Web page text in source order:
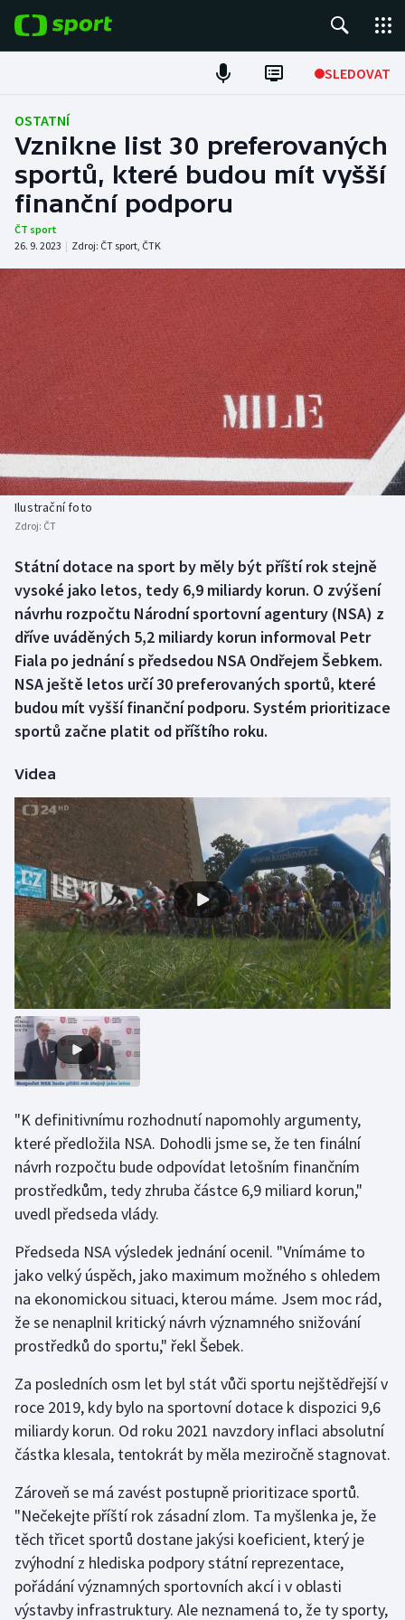
SLEDOVAT
Fotbal
Hokej
Tenis
Atletika
Cyklistika
DALŠÍ SPORTY
Americký fotbal
Baseball a softbal
Basketbal
Biatlon
Box
Curling
Dostihy
Florbal
Futsal
Golf
Gymnastika
Házená
Jezdectví
Judo
Krasobruslení
Lezení
Lyže a snowboard
Moderní pětiboj
Motorsport
Olympijské hry
Parasport
Plavání
Plážový volejbal
Ragby
Rychlobruslení
Rychlostní kanoistika
Short track
Sportovní střelba
NEPŘEHLÉDNĚTE
Soutěže
Historické návraty
Aplikace ČT sport
OSTATNÍ
Vznikne list 30 preferovaných
sportů, které budou mít vyšší
finanční podporu
ČT sport
26. 9. 2023 | Zdroj: ČT sport, ČTK
Ilustrační foto
Zdroj: ČT
Státní dotace na sport by měly být příští rok stejně
vysoké jako letos, tedy 6,9 miliardy korun. O zvýšení
návrhu rozpočtu Národní sportovní agentury (NSA) z
dříve uváděných 5,2 miliardy korun informoval Petr
Fiala po jednání s předsedou NSA Ondřejem Šebkem.
NSA ještě letos určí 30 preferovaných sportů, které
budou mít vyšší finanční podporu. Systém prioritizace
sportů začne platit od příštího roku.
Videa
"K definitivnímu rozhodnutí napomohly argumenty,
které předložila NSA. Dohodli jsme se, že ten finální
návrh rozpočtu bude odpovídat letošním finančním
prostředkům, tedy zhruba částce 6,9 miliard korun,"
uvedl předseda vlády.
Předseda NSA výsledek jednání ocenil. "Vnímáme to
jako velký úspěch, jako maximum možného s ohledem
na ekonomickou situaci, kterou máme. Jsem moc rád,
že se nenaplnil kritický návrh významného snižování
prostředků do sportu," řekl Šebek.
Za posledních osm let byl stát vůči sportu nejštědřejší v
roce 2019, kdy bylo na sportovní dotace k dispozici 9,6
miliardy korun. Od roku 2021 navzdory inflaci absolutní
částka klesala, tentokrát by měla meziročně stagnovat.
Zároveň se má zavést postupně prioritizace sportů.
"Nečekejte příští rok zásadní zlom. Ta myšlenka je, že
těch třicet sportů dostane jakýsi koeficient, který je
zvýhodní z hlediska podpory státní reprezentace,
pořádání významných sportovních akcí i v oblasti
výstavby infrastruktury. Ale neznamená to, že ty sporty,